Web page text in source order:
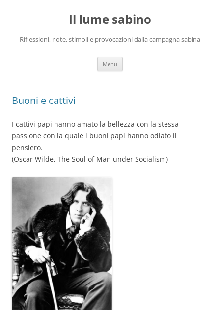
Il lume sabino
Riflessioni, note, stimoli e provocazioni dalla campagna sabina
Menu
Buoni e cattivi
I cattivi papi hanno amato la bellezza con la stessa
passione con la quale i buoni papi hanno odiato il
pensiero.
(Oscar Wilde, The Soul of Man under Socialism)